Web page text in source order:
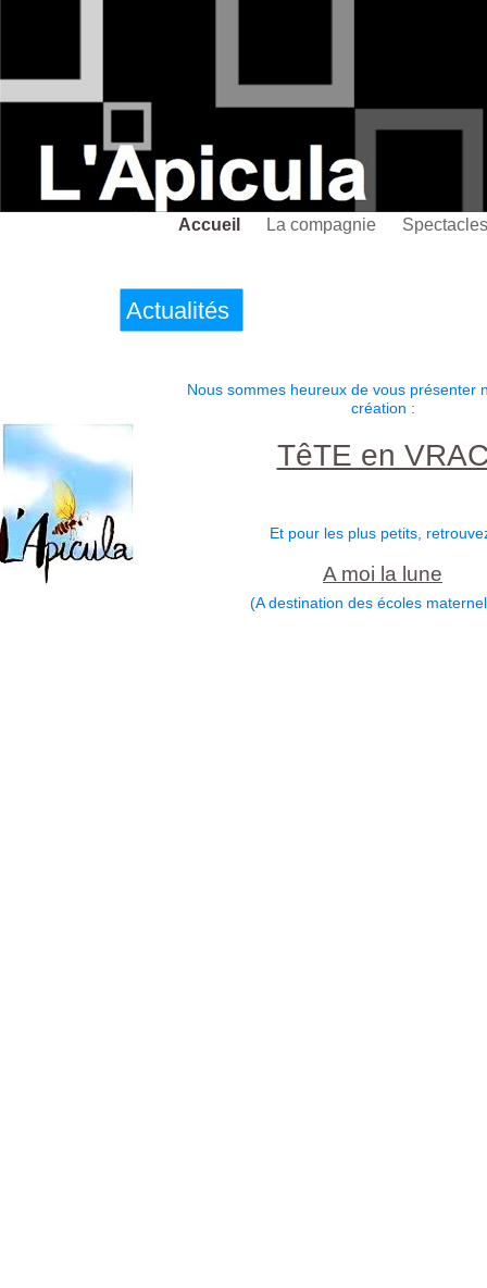
Accueil La compagnie
Actualités
Nous sommes heureux de vous présenter
création :
TêTE en
Et pour les plus petits,
A moi la lune
(A destination des écoles